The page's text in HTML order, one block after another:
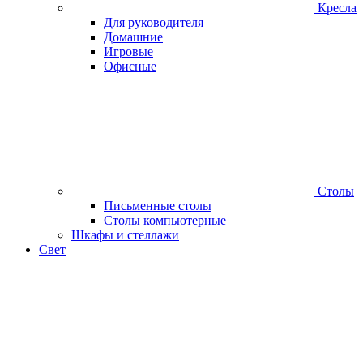
Кресла
Для руководителя
Домашние
Игровые
Офисные
Столы
Письменные столы
Столы компьютерные
Шкафы и стеллажи
Свет